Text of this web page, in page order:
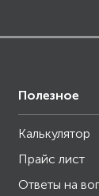
Полезное
Калькулятор
Прайс лист
Ответы на